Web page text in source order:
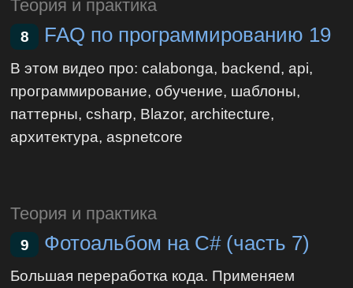
Теория и практика
8 FAQ по программированию 19
В этом видео про: calabonga, backend, api,
программирование, обучение, шаблоны,
паттерны, csharp, Blazor, architecture,
архитектура, aspnetcore
Теория и практика
9 Фотоальбом на C# (часть 7)
Большая переработка кода. Применяем